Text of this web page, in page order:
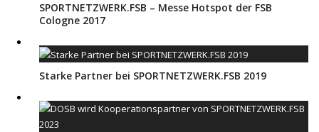
SPORTNETZWERK.FSB – Messe Hotspot der FSB
Cologne 2017
Starke Partner bei SPORTNETZWERK.FSB 2019